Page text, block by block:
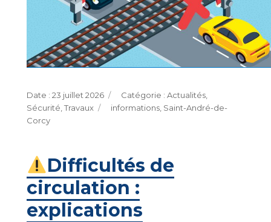
Publié
le
23 juillet 2026 Catégories
Actualités,
Sécurité Travaux Étiquettes
informations, Saint-André-de-
Corcy
Difficultés de
circulation :
explications